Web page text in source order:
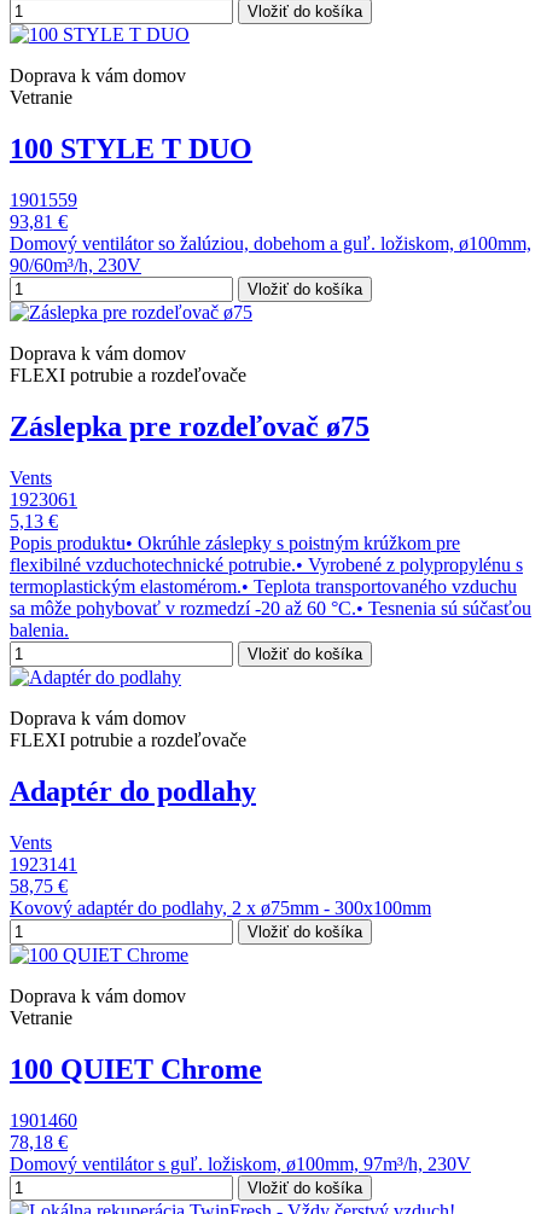
Vložiť do košíka
Doprava k vám domov
Vetranie
100 STYLE T DUO
1901559
93,81 €
Domový ventilátor so žalúziou, dobehom a guľ. ložiskom, ø100mm,
90/60m³/h, 230V
Vložiť do košíka
Doprava k vám domov
FLEXI potrubie a rozdeľovače
Záslepka pre rozdeľovač ø75
Vents
1923061
5,13 €
Popis produktu• Okrúhle záslepky s poistným krúžkom pre
flexibilné vzduchotechnické potrubie.• Vyrobené z polypropylénu s
termoplastickým elastomérom.• Teplota transportovaného vzduchu
sa môže pohybovať v rozmedzí -20 až 60 °C.• Tesnenia sú súčasťou
balenia.
Vložiť do košíka
Doprava k vám domov
FLEXI potrubie a rozdeľovače
Adaptér do podlahy
Vents
1923141
58,75 €
Kovový adaptér do podlahy, 2 x ø75mm - 300x100mm
Vložiť do košíka
Doprava k vám domov
Vetranie
100 QUIET Chrome
1901460
78,18 €
Domový ventilátor s guľ. ložiskom, ø100mm, 97m³/h, 230V
Vložiť do košíka